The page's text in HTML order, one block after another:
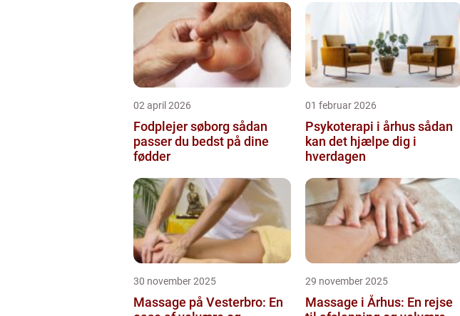
02 april 2026
Fodplejer søborg sådan
passer du bedst på dine
fødder
01 februar 2026
Psykoterapi i århus sådan
kan det hjælpe dig i
hverdagen
30 november 2025
Massage på Vesterbro: En
29 november 2025
Massage i Århus: En rejse